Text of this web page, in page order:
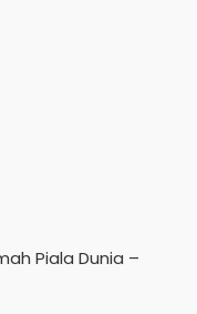
Piala Dunia –